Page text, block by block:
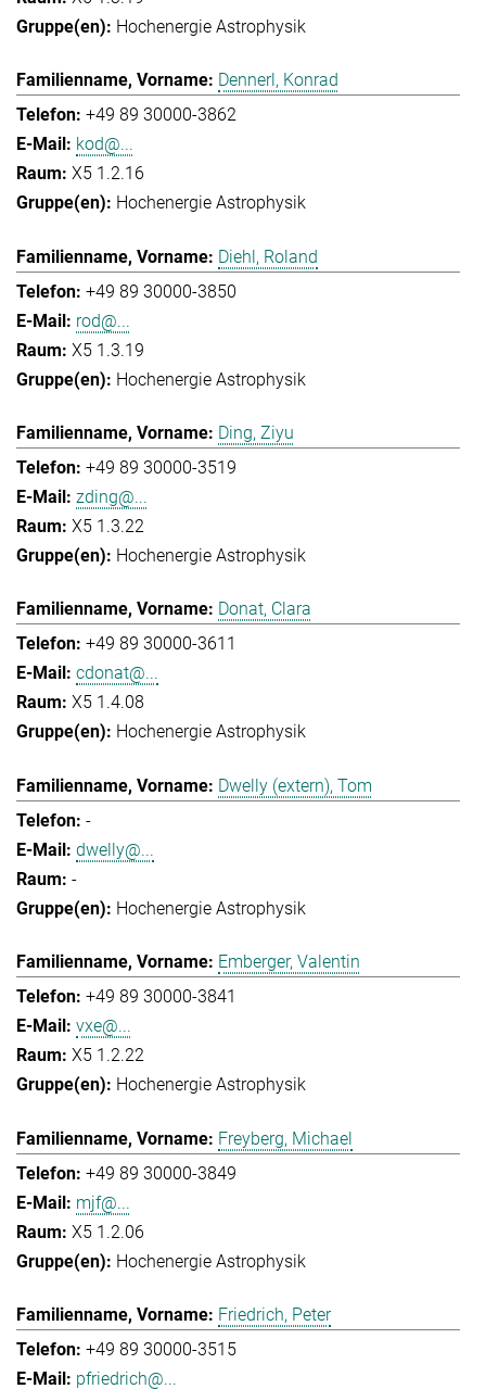
Hochenergie Astrophysik
Dennerl, Konrad
+49 89 30000-3862
kod@...
X5 1.2.16
Hochenergie Astrophysik
Diehl, Roland
+49 89 30000-3850
rod@...
X5 1.3.19
Hochenergie Astrophysik
Ding, Ziyu
+49 89 30000-3519
zding@...
X5 1.3.22
Hochenergie Astrophysik
Donat, Clara
+49 89 30000-3611
cdonat@...
X5 1.4.08
Hochenergie Astrophysik
Dwelly (extern), Tom
-
dwelly@...
-
Hochenergie Astrophysik
Emberger, Valentin
+49 89 30000-3841
vxe@...
X5 1.2.22
Hochenergie Astrophysik
Freyberg, Michael
+49 89 30000-3849
mjf@...
X5 1.2.06
Hochenergie Astrophysik
Friedrich, Peter
+49 89 30000-3515
pfriedrich@...